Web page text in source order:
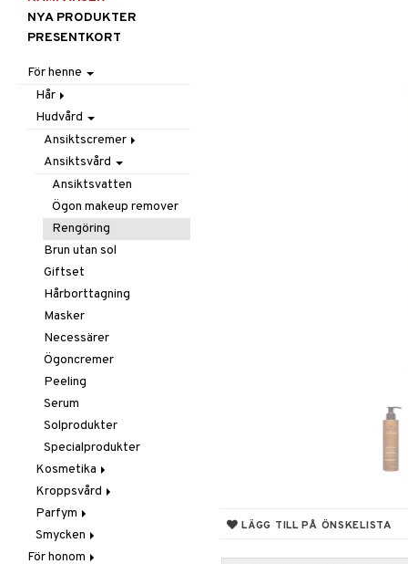
LÄGG TILL PÅ ÖNSKELISTA
NYA PRODUKTER
PRESENTKORT
För henne
Hår
Accessoarer
Balsam
Borstar / Kammar
Elektriska
stylingverktyg
Gift Set
Håravfall
Hårfärg
Hårkur
Inpackning
Leave-in balsam
Schampo
Styling
Hårspray
Lockar
Värmeskydd
Vax & Gelé
Volymprodukter
Torrschampo
Hudvård
Ansiktscremer
Fet hy
Känslig hy
Normal hy
Torr hy
Ansiktsvård
Ansiktsvatten
Ögon makeup remover
Rengöring
Brun utan sol
Giftset
Hårborttagning
Masker
Necessärer
Ögoncremer
Peeling
Serum
Solprodukter
Specialprodukter
Kosmetika
Gift Set
Hud
Bronzer & Highlighter
Concealer
Läppar
Balm
Naglar
Kroppsvård
Badprodukter
Bodylotion
Brun utan sol
Parfym
Body spray
Doftljus & Rumsdoft
Smycken
Armband
För honom